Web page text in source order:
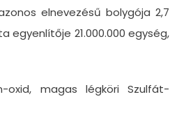
elnevezésű bolygója 2,7
21.000.000 egység,
oxid, magas légköri Szulfát-